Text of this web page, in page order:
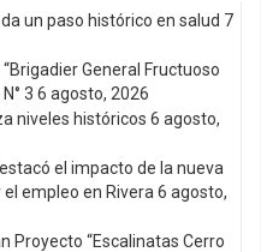
un paso histórico en salud 7
General Fructuoso
3 6 agosto, 2026
niveles históricos 6 agosto,
el impacto de la nueva
empleo en Rivera 6 agosto,
Proyecto “Escalinatas Cerro